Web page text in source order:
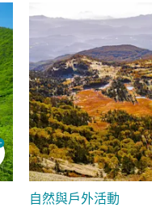
自然與戶外活動